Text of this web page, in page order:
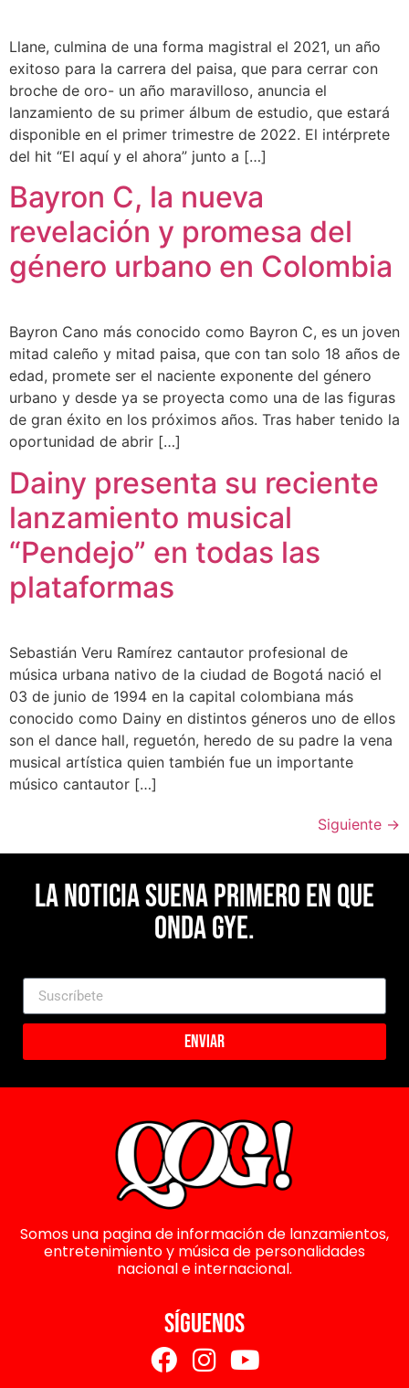
Llane, culmina de una forma magistral el 2021, un año
exitoso para la carrera del paisa, que para cerrar con
broche de oro- un año maravilloso, anuncia el
lanzamiento de su primer álbum de estudio, que estará
disponible en el primer trimestre de 2022. El intérprete
del hit “El aquí y el ahora” junto a […]
Bayron C, la nueva
revelación y promesa del
género urbano en Colombia
Bayron Cano más conocido como Bayron C, es un joven
mitad caleño y mitad paisa, que con tan solo 18 años de
edad, promete ser el naciente exponente del género
urbano y desde ya se proyecta como una de las figuras
de gran éxito en los próximos años. Tras haber tenido la
oportunidad de abrir […]
Dainy presenta su reciente
lanzamiento musical
“Pendejo” en todas las
plataformas
Sebastián Veru Ramírez cantautor profesional de
música urbana nativo de la ciudad de Bogotá nació el
03 de junio de 1994 en la capital colombiana más
conocido como Dainy en distintos géneros uno de ellos
son el dance hall, reguetón, heredo de su padre la vena
musical artística quien también fue un importante
músico cantautor […]
Siguiente →
La noticia suena primero en Que
Onda Gye.
Enviar
Somos una pagina de información de lanzamientos,
entretenimiento y música de personalidades
nacional e internacional.
SÍGUENOS